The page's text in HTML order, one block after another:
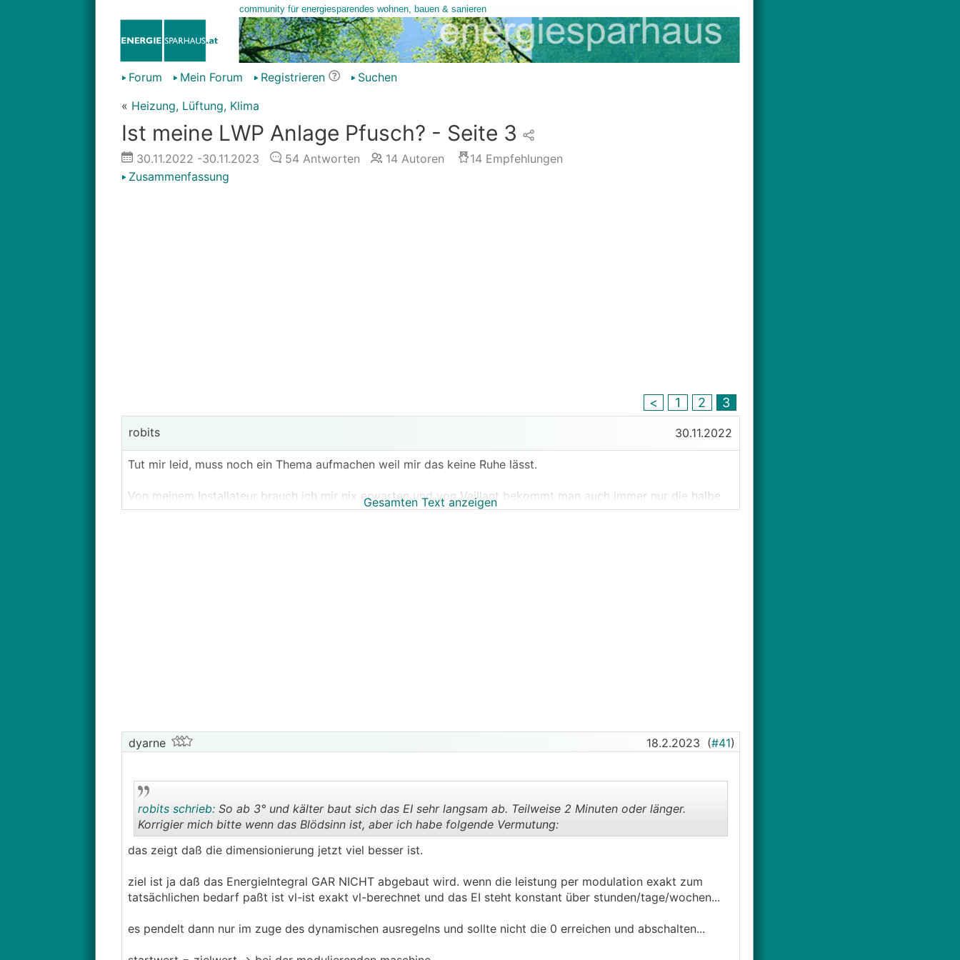
Forum Mein Forum Registrieren
Suchen
« Heizung, Lüftung, Klima
Ist meine LWP Anlage Pfusch? - Seite 3
30.11.2022 -30.11.2023 54Antworten 14Autoren 14Empfehlungen
Zusammenfassung
< 1 2 3
robits 30.11.2022
Tut mir leid, muss noch ein Thema aufmachen weil mir das keine Ruhe lässt.
Von meinem Installateur brauch ich mir nix erwarten und von Vaillant bekommt man auch immer nur die halbe
Info.
Arotherm Plus VWL 105 (Total überdimensioniert)
Hydraulikstation MEH97
200l Pufferspeicher (kein Vaillant) parallel angeschlossen. (Keine Tauchhülse für Temperaturfühler)
Wilo Heizkreispumpe
Heizkreisverteiler 1 und 2
WW Umschaltung.
Kein Maximalthermostat verbaut
Gesamten Text anzeigen
dyarne 18.2.2023 (#41)
robits schrieb:So ab 3° und kälter baut sich das EI sehr langsam ab. Teilweise 2 Minuten oder länger.
Korrigier mich bitte wenn das Blödsinn ist, aber ich habe folgende Vermutung:
das zeigt daß die dimensionierung jetzt viel besser ist.
ziel ist ja daß das EnergieIntegral GAR NICHT abgebaut wird. wenn die leistung per modulation exakt zum
tatsächlichen bedarf paßt ist vl-ist exakt vl-berechnet und das EI steht konstant über stunden/tage/wochen...
es pendelt dann nur im zuge des dynamischen ausregelns und sollte nicht die 0 erreichen und abschalten...